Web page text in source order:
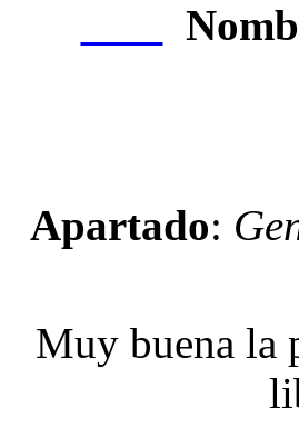
Apartado:
Muy buena la